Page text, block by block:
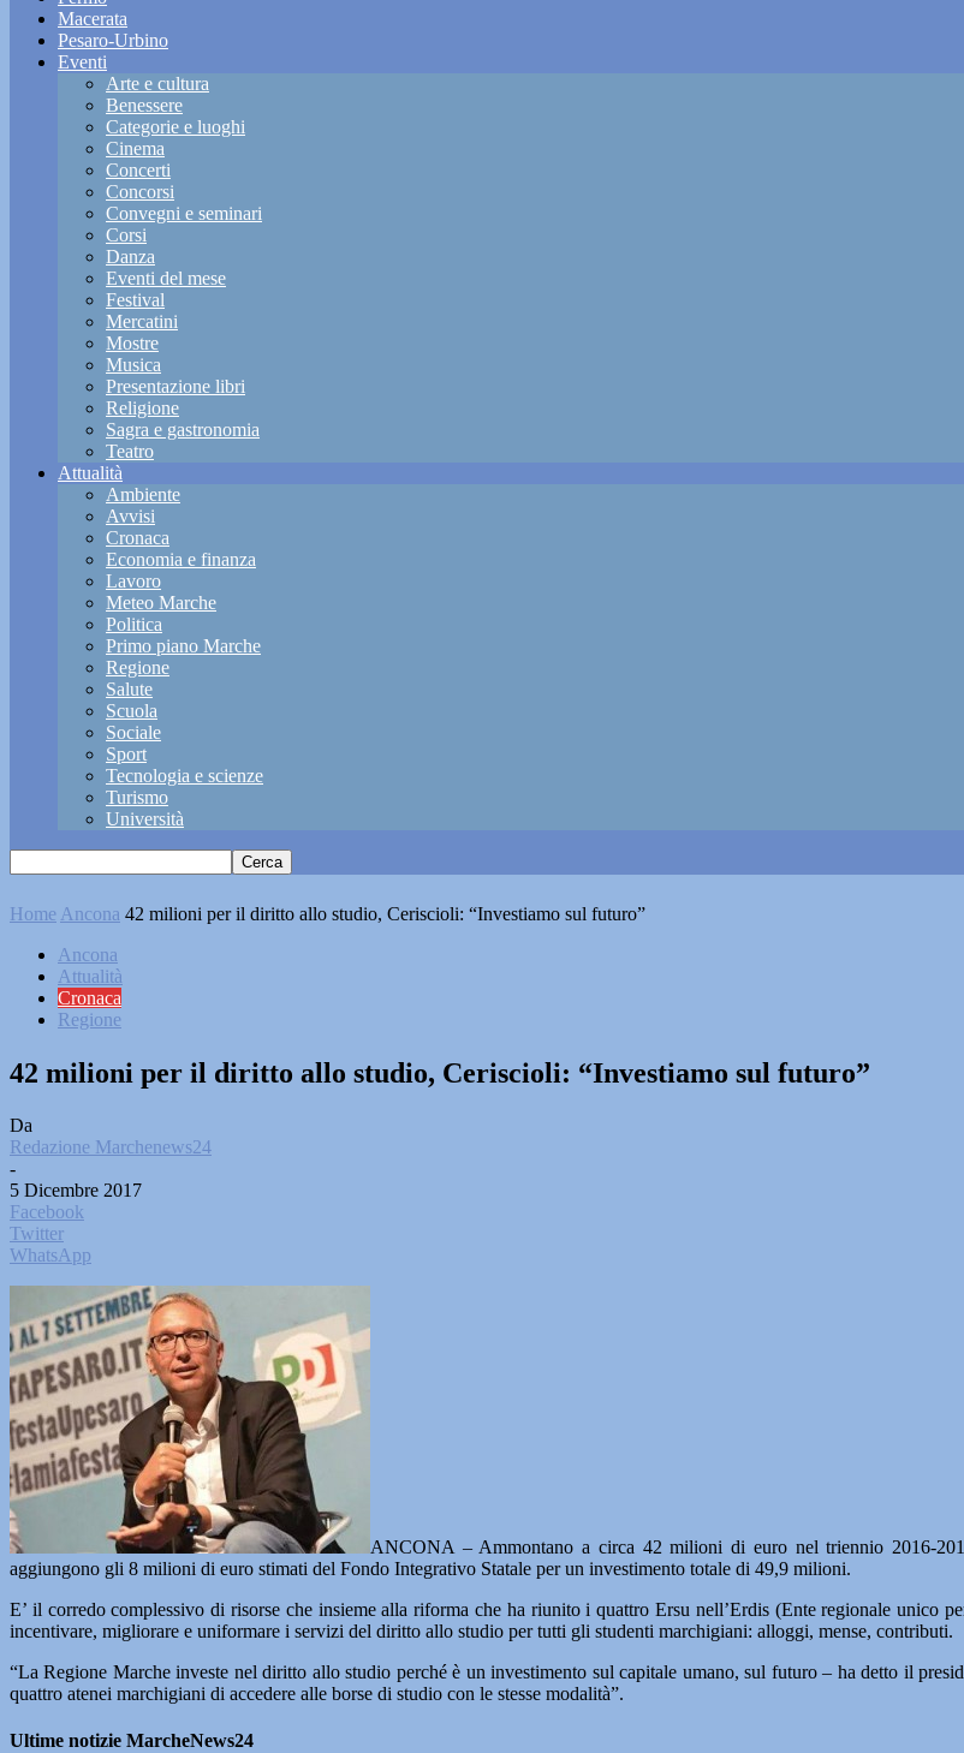
Macerata
Pesaro-Urbino
Eventi
Arte e cultura
Benessere
Categorie e luoghi
Cinema
Concerti
Concorsi
Convegni e seminari
Corsi
Danza
Eventi del mese
Festival
Mercatini
Mostre
Musica
Presentazione libri
Religione
Sagra e gastronomia
Teatro
Attualità
Ambiente
Avvisi
Cronaca
Economia e finanza
Lavoro
Meteo Marche
Politica
Primo piano Marche
Regione
Salute
Scuola
Sociale
Sport
Tecnologia e scienze
Turismo
Università
Home Ancona 42 milioni per il diritto allo studio, Ceriscioli: “Investiamo sul futuro”
Ancona
Attualità
Cronaca
Regione
42 milioni per il diritto allo studio, Ceriscioli: “Investiamo sul futuro”
Da
Redazione Marchenews24
-
5 Dicembre 2017
Facebook
Twitter
WhatsApp
ANCONA – Ammontano a circa 42 milioni di euro nel triennio 2016-
aggiungono gli 8 milioni di euro stimati del Fondo Integrativo Statale per un investimento totale di 49,9 milioni.
E’ il corredo complessivo di risorse che insieme alla riforma che ha riunito i quattro Ersu nell’Erdis (Ente regionale
incentivare, migliorare e uniformare i servizi del diritto allo studio per tutti gli studenti marchigiani: alloggi, mense, contributi.
“La Regione Marche investe nel diritto allo studio perché è un investimento sul capitale umano, sul futuro – ha detto il
quattro atenei marchigiani di accedere alle borse di studio con le stesse modalità”.
Ultime notizie MarcheNews24